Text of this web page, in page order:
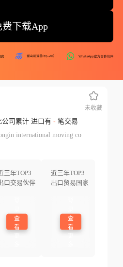
费下载App
司累计 进口有 -笔交易
international moving co
三年TOP3
口交易伙伴
查
看
近三年TOP3
出口贸易国家
查
看
未收藏